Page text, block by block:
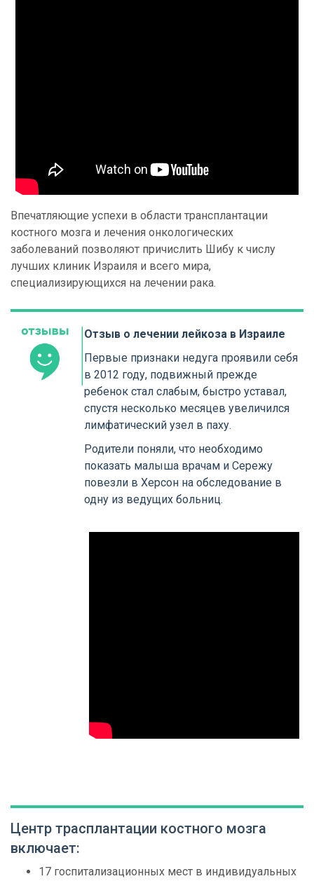
Впечатляющие успехи в области трансплантации
костного мозга и лечения онкологических
заболеваний позволяют причислить Шибу к числу
лучших клиник Израиля и всего мира,
специализирующихся на лечении рака.
Отзыв о лечении лейкоза в Израиле
Первые признаки недуга проявили себя
в 2012 году, подвижный прежде
ребенок стал слабым, быстро уставал,
спустя несколько месяцев увеличился
лимфатический узел в паху.
Родители поняли, что необходимо
показать малыша врачам и Сережу
повезли в Херсон на обследование в
одну из ведущих больниц.
Центр трасплантации костного мозга
включает:
17 госпитализационных мест в индивидуальных